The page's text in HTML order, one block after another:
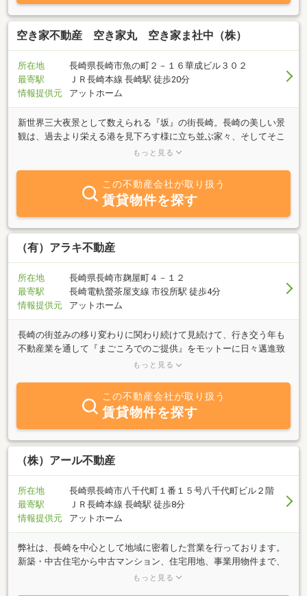
っておりますので、お部屋探しの際はぜひ当店へご来店ください。
スタッフ一同、心よりご来店お待ちしております。
空き家不動産 空き家丸 空き家ま社中（株）
所在地
長崎県長崎市魚の町２－１６華成ビル３０２
最寄駅
ＪＲ長崎本線 長崎駅 徒歩20分
情報提供元
アットホーム
新世界三大夜景として数えられる『坂』の街長崎。長崎の美しい景
観は、過去より栄える港を見下ろす様に立ち並ぶ家々、そしてそこ
に住む人々の生活灯によって創られています。しかし、この『坂』
観が失われようとしています。この坂が織り成す景色を未来永劫繋
げていく為に、空き家問題という切口から空き家活用事業を立ち上
げました。今までにない、無料でのリフォーム・リノベーションを
主に賃貸、管理、売買、買取など幅広く活動しています。空き家の
事ならどんなことでも相談に乗りますのでご連絡下さい。現在、長
崎市を中心に活動しておりますが諫早市、大村市と活動を広げてお
し、安価な物件を中心に取り扱っておりますので、他の不動産に行
っても物件が見つからない方是非ご相談ください♪
もっと見る
この不動産会社が取り扱う
賃貸物件を探す
（有）アラキ不動産
所在地
長崎県長崎市麹屋町４－１２
最寄駅
長崎電軌螢茶屋支線 市役所駅 徒歩4分
情報提供元
アットホーム
長崎の街並みの移り変わりに関わり続けて見続けて、行き交う年も
不動産業を通して『まごころでのご提供』をモットーに日々邁進致
しております、アットホームな店舗でアットホームに物件のご案内
実績の当店へ是非お気軽にお問い合わせ下さいませ。
もっと見る
この不動産会社が取り扱う
賃貸物件を探す
（株）アール不動産
所在地
長崎県長崎市八千代町１番１５号八千代町ビル２階
最寄駅
ＪＲ長崎本線 長崎駅 徒歩8分
情報提供元
アットホーム
弊社は、長崎を中心として地域に密着した営業を行っております。
新築・中古住宅から中古マンション、住宅用地、事業用物件まで、
あらゆるネットワークから最新の不動産情報をお客様にお届けして
もっと見る